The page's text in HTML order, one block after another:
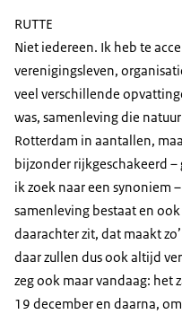
RUTTE
Niet iedereen. Ik heb te
verenigingsleven,
veel verschillende
was, samenleving die
Rotterdam in aantallen,
bijzonder rijkgeschakeerd
ik zoek naar een synoniem
samenleving bestaat en
daarachter zit, dat maakt
daar zullen dus ook altijd
zeg ook maar vandaag: het
19 december en daarna,